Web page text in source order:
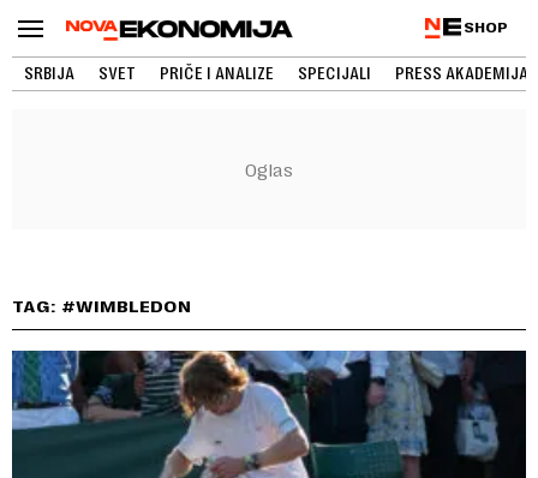
SHOP
SRBIJA SVET PRIČE I ANALIZE SPECIJALI PRESS AKADEMIJA
TAG: #WIMBLEDON